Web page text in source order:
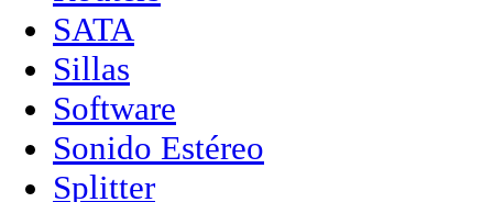
SATA
Sillas
Software
Sonido Estéreo
Splitter